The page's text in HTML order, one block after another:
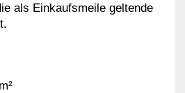
als Einkaufsmeile geltende